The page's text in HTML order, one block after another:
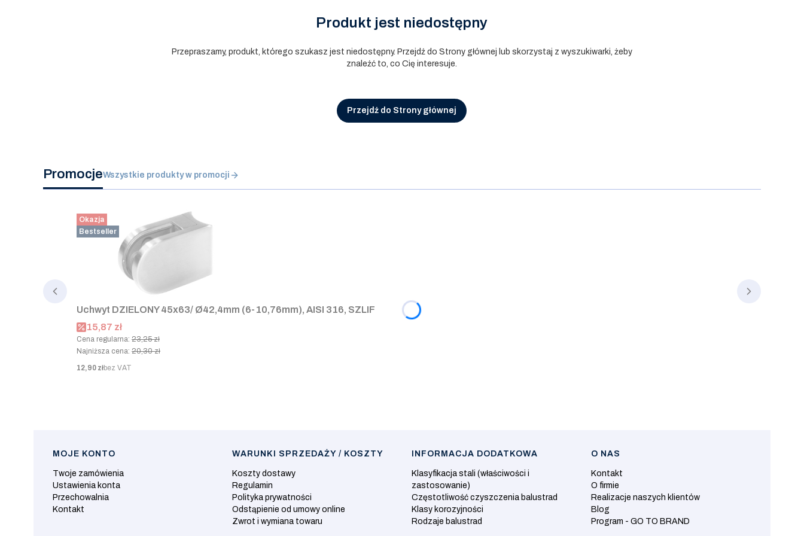
Produkt jest niedostępny
Przepraszamy, produkt, którego szukasz jest niedostępny. Przejdź do Strony głównej lub skorzystaj z wyszukiwarki, żeby
znaleźć to, co Cię interesuje.
Przejdź do Strony głównej
PromocjeWszystkie produkty w promocji
Okazja
Bestseller
Uchwyt DZIELONY 45x63/ Ø42,4mm (6-10,76mm), AISI 316, SZLIF
Cena promocyjna
15,87 zł
Cena regularna: 23,25 zł
Najniższa cena: 20,30 zł
Cena
12,90 złbez VAT
Linki w stopce
MOJE KONTO
Twoje zamówienia
Ustawienia konta
Przechowalnia
Kontakt
WARUNKI SPRZEDAŻY / KOSZTY
Koszty dostawy
Regulamin
Polityka prywatności
Odstąpienie od umowy online
Zwrot i wymiana towaru
INFORMACJA DODATKOWA
Klasyfikacja stali (właściwości i
zastosowanie)
Częstotliwość czyszczenia balustrad
Klasy korozyjności
Rodzaje balustrad
O NAS
Kontakt
O firmie
Realizacje naszych klientów
Blog
Program - GO TO BRAND